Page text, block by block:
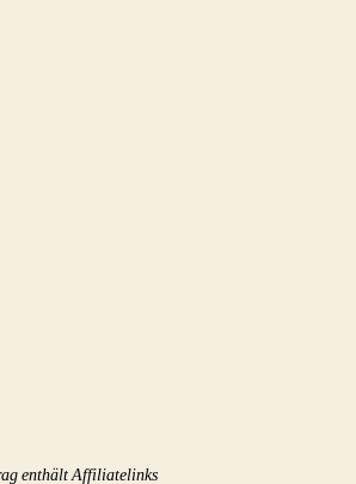
enthält Affiliatelinks